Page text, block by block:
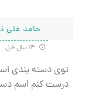
حامد علی
توی دسته بندی
درست کنم اسم